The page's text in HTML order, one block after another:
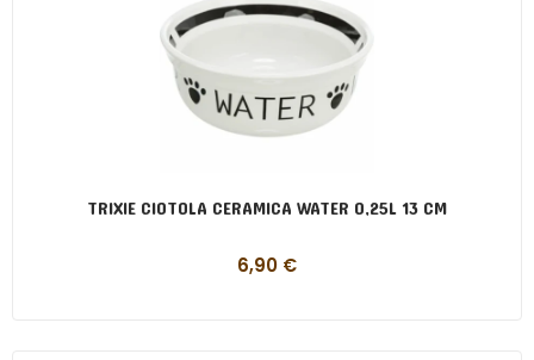
TRIXIE CIOTOLA CERAMICA WATER 0,25L 13 CM
6,90 €